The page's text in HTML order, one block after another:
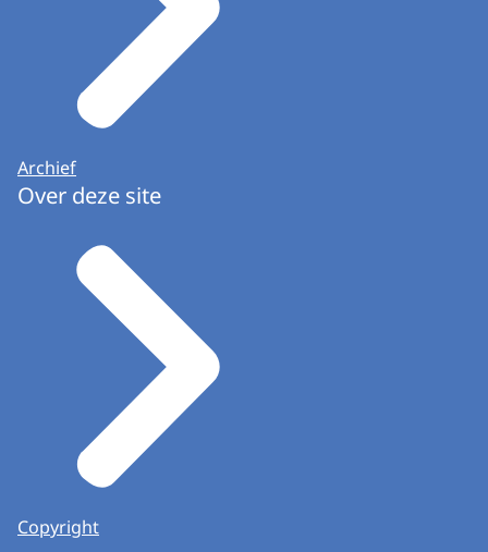
Archief
Over deze site
Copyright